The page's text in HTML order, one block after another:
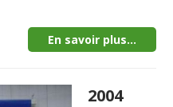
En savoir plus...
2004